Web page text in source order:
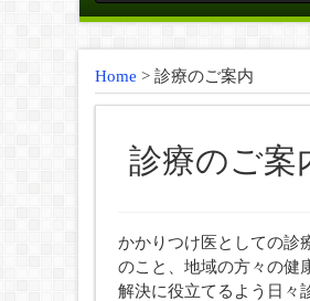
Home > 診療のご案内
診療のご案
かかりつけ医としての診
のこと、地域の方々の健
解決に役立てるよう日々